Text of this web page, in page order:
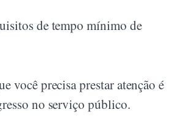
de tempo mínimo de
você precisa prestar atenção é
no serviço público.